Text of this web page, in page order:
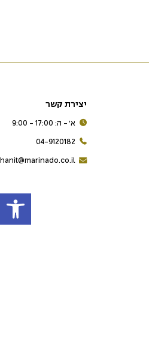
יצירת קשר
א׳ - ה: 17:00 - 9:00
04-9120182
hanit@marinado.co.il